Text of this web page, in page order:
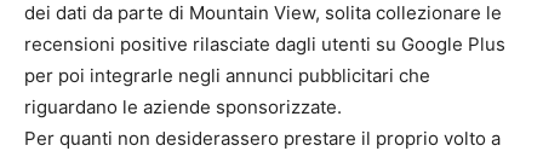
dei dati da parte di Mountain View, solita collezionare le
recensioni positive rilasciate dagli utenti su Google Plus
per poi integrarle negli annunci pubblicitari che
riguardano le aziende sponsorizzate.
Per quanti non desiderassero prestare il proprio volto a